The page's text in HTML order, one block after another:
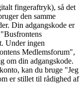
fingeraftryk), så det
den samme
Din adgangskode er
Under ingen
Medlemsforum",
om din adgangskode.
kan du bruge "Jeg
er stillet til rådighed af